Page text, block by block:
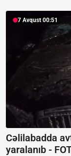
7 Avqust 00:51
Cəlilabadda
yaralanıb -